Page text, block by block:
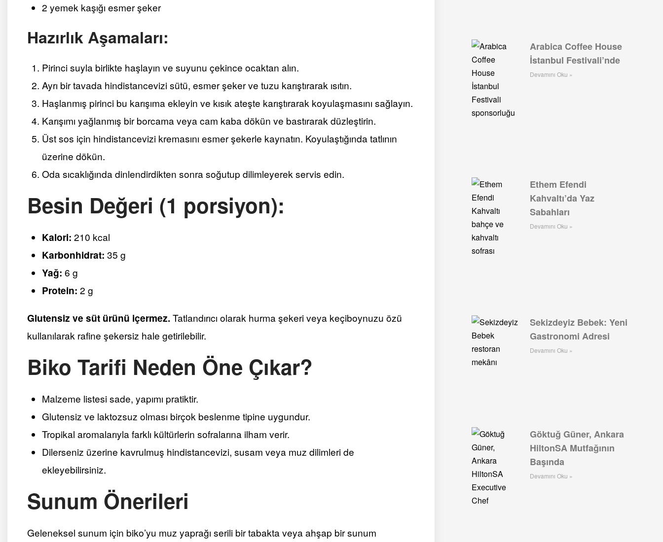
2 yemek kaşığı esmer şeker
Hazırlık Aşamaları:
Pirinci suyla birlikte haşlayın ve suyunu çekince ocaktan alın.
Ayrı bir tavada hindistancevizi sütü, esmer şeker ve tuzu karıştırarak ısıtın.
Haşlanmış pirinci bu karışıma ekleyin ve kısık ateşte karıştırarak koyulaşmasını sağlayın.
Karışımı yağlanmış bir borcama veya cam kaba dökün ve bastırarak düzleştirin.
Üst sos için hindistancevizi kremasını esmer şekerle kaynatın. Koyulaştığında tatlının
üzerine dökün.
Oda sıcaklığında dinlendirdikten sonra soğutup dilimleyerek servis edin.
Besin Değeri (1 porsiyon):
Kalori: 210 kcal
Karbonhidrat: 35 g
Yağ: 6 g
Protein: 2 g
Glutensiz ve süt ürünü içermez. Tatlandırıcı olarak hurma şekeri veya keçiboynuzu özü
kullanılarak rafine şekersiz hale getirilebilir.
Biko Tarifi Neden Öne Çıkar?
Malzeme listesi sade, yapımı pratiktir.
Glutensiz ve laktozsuz olması birçok beslenme tipine uygundur.
Tropikal aromalarıyla farklı kültürlerin sofralarına ilham verir.
Dilerseniz üzerine kavrulmuş hindistancevizi, susam veya muz dilimleri de
ekleyebilirsiniz.
Sunum Önerileri
Geleneksel sunum için biko’yu muz yaprağı serili bir tabakta veya ahşap bir sunum
Arabica Coffee House
İstanbul Festivali’nde
Devamını Oku »
Ethem Efendi
Kahvaltı’da Yaz
Sabahları
Devamını Oku »
Sekizdeyiz Bebek: Yeni
Gastronomi Adresi
Devamını Oku »
Göktuğ Güner, Ankara
HiltonSA Mutfağının
Başında
Devamını Oku »